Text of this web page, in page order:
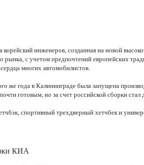
корейский инженеров, созданная на новой
рынка, с учетом предпочтений европейских
многих автомобилистов.
же года в Калининграде была запущена
готовым, но за счет российской сборки стал
спортивный трехдверный хетчбек и
КИА